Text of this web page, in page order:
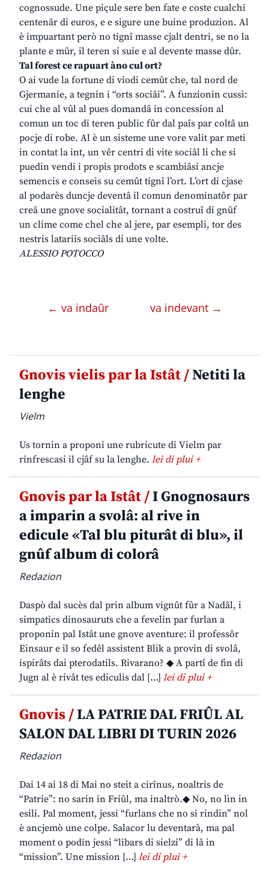
cognossude. Une piçule sere ben fate e coste cualchi
centenâr di euros, e e sigure une buine produzion. Al
è impuartant però no tignî masse cjalt dentri, se no la
plante e mûr, il teren si suie e al devente masse dûr.
Tal forest ce rapuart àno cul ort?
O ai vude la fortune di viodi cemût che, tal nord de
Gjermanie, a tegnin i “orts sociâi”. A funzionin cussì:
cui che al vûl al pues domandâ in concession al
comun un toc di teren public fûr dal paîs par coltâ un
pocje di robe. Al è un sisteme une vore valit par meti
in contat la int, un vêr centri di vite sociâl li che si
puedin vendi i propis prodots e scambiâsi ancje
semencis e conseis su cemût tignî l’ort. L’ort di cjase
al podarès duncje deventâ il comun denominatôr par
creâ une gnove socialitât, tornant a costruî di gnûf
un clime come chel che al jere, par esempli, tor des
nestris latariis sociâls di une volte.
ALESSIO POTOCCO
← va indaûr va indevant →
Gnovis vielis par la Istât /Netiti la
lenghe
Vielm
Us tornin a proponi une rubricute di Vielm par
rinfrescasi il cjâf su la lenghe. lei di plui +
Gnovis par la Istât /I Gnognosaurs
a imparin a svolâ: al rive in
edicule «Tal blu piturât di blu», il
gnûf album di colorâ
Redazion
Daspò dal sucès dal prin album vignût fûr a Nadâl, i
simpatics dinosauruts che a fevelin par furlan a
proponin pal Istât une gnove aventure: il professôr
Einsaur e il so fedêl assistent Blik a provin di svolâ,
ispirâts dai pterodatils. Rivarano? ◆ A partî de fin di
Jugn al è rivât tes ediculis dal […] lei di plui +
Gnovis /LA PATRIE DAL FRIÛL AL
SALON DAL LIBRI DI TURIN 2026
Redazion
Dai 14 ai 18 di Mai no steit a cirînus, noaltris de
“Patrie”: no sarin in Friûl, ma inaltrò.◆ No, no lìn in
esili. Pal moment, jessi “furlans che no si rindin” nol
è ancjemò une colpe. Salacor lu deventarà, ma pal
moment o podin jessi “libars di sielzi” di lâ in
“mission”. Une mission […] lei di plui +